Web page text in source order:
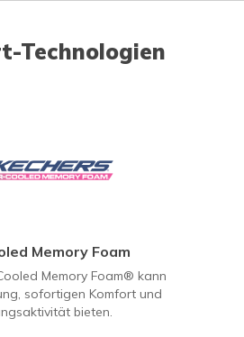
Technologien
Memory Foam
Memory Foam® kann
sofortigen Komfort und
bieten.